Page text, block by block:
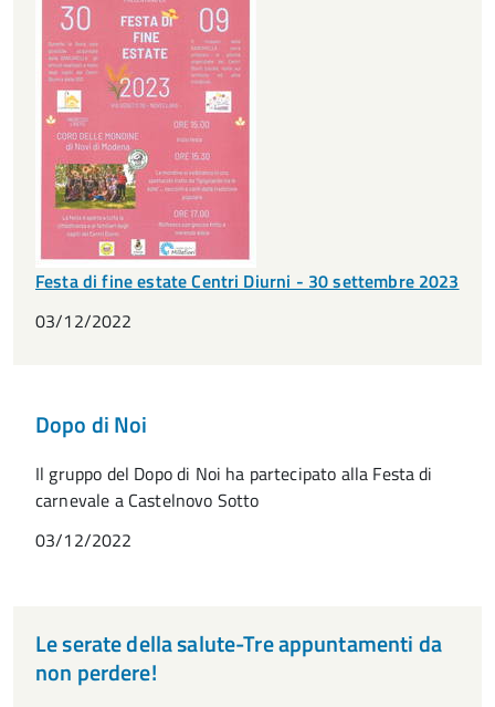
Festa di fine estate Centri Diurni - 30 settembre 2023
03/12/2022
Dopo di Noi
Il gruppo del Dopo di Noi ha partecipato alla Festa di
carnevale a Castelnovo Sotto
03/12/2022
Le serate della salute-Tre appuntamenti da
non perdere!